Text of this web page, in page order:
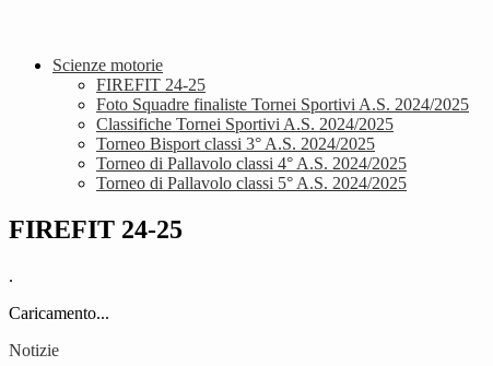
Scienze motorie
FIREFIT 24-25
Foto Squadre finaliste Tornei Sportivi A.S. 2024/2025
Classifiche Tornei Sportivi A.S. 2024/2025
Torneo Bisport classi 3° A.S. 2024/2025
Torneo di Pallavolo classi 4° A.S. 2024/2025
Torneo di Pallavolo classi 5° A.S. 2024/2025
FIREFIT 24-25
.
Caricamento...
Notizie